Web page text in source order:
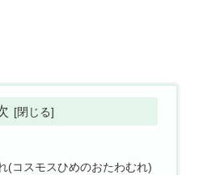
(コスモスひめのおたわむれ)